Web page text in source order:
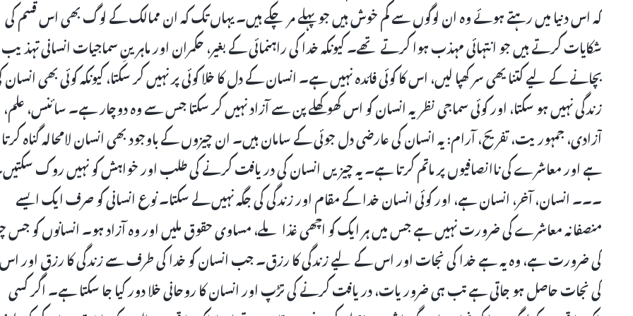
کہ اس دنیا میں رہتے ہوئے وہ ان لوگوں سے کم خوش ہیں جو پہلے مر چکے ہیں۔ یہاں تک کہ ان ممالک کے لوگ بھی اس قسم کی
شکایات کرتے ہیں جو انتہائی مہذب ہوا کرتے تھے۔ کیونکہ خدا کی راہنمائی کے بغیر، حکمران اور ماہرینِ سماجیات انسانی تہذیب
بچانے کے لیے کتنا یھی سر کھپا لیں، اس کا کوئی فائدہ نہیں ہے۔ انسان کے دل کا خلا کوئی پر نہیں کر سکتا، کیونکہ کوئی بھی
زندگی نہیں ہو سکتا، اور کوئی سماجی نظریہ انسان کو اس کھوکھلے پن سے آزاد نہیں کر سکتا جس سے وہ دوچار ہے۔ سائنس، علم،
آزادی، جمہوریت، تفریح، آرام: یہ انسان کی عارضی دل جوئی کے سامان ہیں۔ ان چیزوں کے باوجود بھی انسان لامحالہ گناہ کرتا
ہے اور معاشرے کی ناانصافیوں پر ماتم کرتا ہے۔ یہ چیزیں انسان کی دریافت کرنے کی طلب اور خواہش کو نہیں روک
۔۔۔ انسان، آخر، انسان ہے، اور کوئی انسان خدا کے مقام اور زندگی کی جگہ نہیں لے سکتا۔ نوع انسانی کو صرف ایک ایسے
منصفانہ معاشرے کی ضرورت نہیں ہے جس میں ہر ایک کو اچھی غذا ملے، مساوی حقوق ملیں اور وہ آزاد ہو۔ انسانوں کو جس
کی ضرورت ہے، وہ یہ ہے خدا کی نجات اور اس کے لیے زندگی کا رزق۔ جب انسان کو خدا کی طرف سے زندگی کا رزق اور اس
کی نجات حاصل ہو جاتی ہے تب ہی ضروریات، دریافت کرنے کی تڑپ اور انسان کا روحانی خلا دور کیا جا سکتا ہے۔ اگر کسی